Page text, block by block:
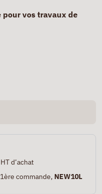
vos travaux de
d’achat
commande, NEW10L